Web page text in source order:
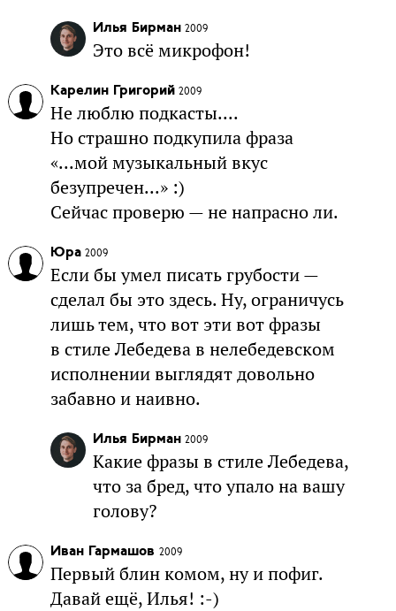
Илья Бирман 2009
Это всё микрофон!
Карелин Григорий 2009
Не люблю подкасты....
Но страшно подкупила фраза
«...мой музыкальный вкус
безупречен...» :)
Сейчас проверю — не напрасно ли.
Юра 2009
Если бы умел писать грубости —
сделал бы это здесь. Ну, ограничусь
лишь тем, что вот эти вот фразы
в стиле Лебедева в нелебедевском
исполнении выглядят довольно
забавно и наивно.
Илья Бирман 2009
Какие фразы в стиле Лебедева,
что за бред, что упало на вашу
голову?
Иван Гармашов 2009
Первый блин комом, ну и пофиг.
Давай ещё, Илья! :-)